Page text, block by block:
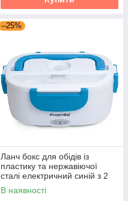
–25%
Ланч бокс для обідів із
пластику та нержавіючої
сталі електричний синій з 2
ємностями на 1л Kamille KM-
2130
В наявності